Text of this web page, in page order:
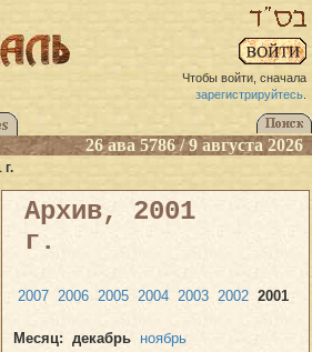
Чтобы войти, сначала
зарегистрируйтесь.
26 ава 5786 / 9 августа 2026
г.
Архив, 2001
г.
2007 2006 2005 2004 2003 2002 2001
Месяц: декабрь ноябрь